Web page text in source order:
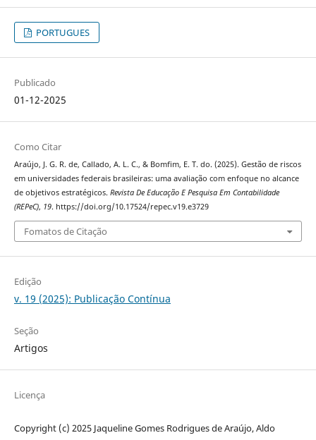
PORTUGUES
Publicado
01-12-2025
Como Citar
Araújo, J. G. R. de, Callado, A. L. C., & Bomfim, E. T. do. (2025). Gestão de riscos
em universidades federais brasileiras: uma avaliação com enfoque no alcance
de objetivos estratégicos. Revista De Educação E Pesquisa Em Contabilidade
(REPeC), 19. https://doi.org/10.17524/repec.v19.e3729
Fomatos de Citação
Edição
v. 19 (2025): Publicação Contínua
Seção
Artigos
Licença
Copyright (c) 2025 Jaqueline Gomes Rodrigues de Araújo, Aldo